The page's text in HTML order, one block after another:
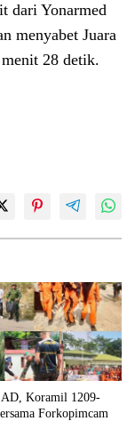
dari Yonarmed
menyabet Juara
28 detik.
Koramil 1209-
Forkopimcam